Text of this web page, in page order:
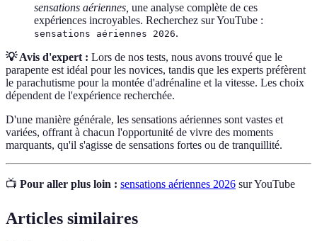
sensations aériennes, une analyse complète de ces
expériences incroyables. Recherchez sur YouTube :
sensations aériennes 2026.
💡 Avis d'expert : Lors de nos tests, nous avons trouvé que le
parapente est idéal pour les novices, tandis que les experts préfèrent
le parachutisme pour la montée d'adrénaline et la vitesse. Les choix
dépendent de l'expérience recherchée.
D'une manière générale, les sensations aériennes sont vastes et
variées, offrant à chacun l'opportunité de vivre des moments
marquants, qu'il s'agisse de sensations fortes ou de tranquillité.
📺 Pour aller plus loin : sensations aériennes 2026 sur YouTube
Articles similaires